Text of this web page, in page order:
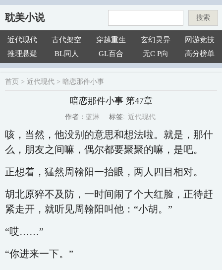
耽美小说 搜索
近代现代 古代架空 穿越重生 玄幻灵异
网游竞技
推理悬疑
BL同人 GL百合 无C P向 高分榜单
首页 > 近代现代 > 暗恋那件小事
暗恋那件小事 第47章
作者： 蓝淋 标签: 近代现代
咳，当然，他没别的意思和想法啦。就是，那什
么，朋友之间嘛，偶尔都要聚聚的嘛，是吧。
正想着，猛然周翰阳一抬眼，两人四目相对。
胡北原猝不及防，一时间闹了个大红脸，正待赶
紧走开，就听见周翰阳叫他：“小胡。”
“哎……”
“你进来一下。”